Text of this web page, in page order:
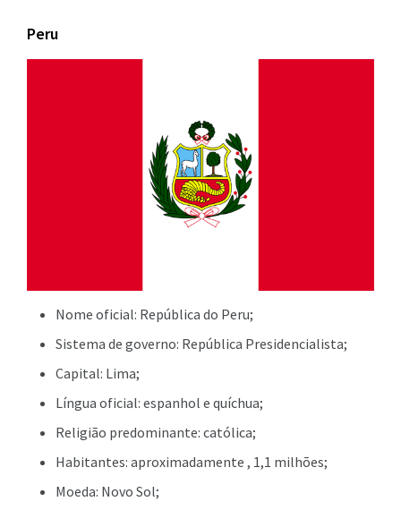
Peru
Nome oficial: República do Peru;
Sistema de governo: República Presidencialista;
Capital: Lima;
Língua oficial: espanhol e quíchua;
Religião predominante: católica;
Habitantes: aproximadamente , 1,1 milhões;
Moeda: Novo Sol;